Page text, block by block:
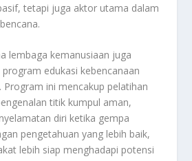
tetapi juga aktor utama dalam
lembaga kemanusiaan juga
edukasi kebencanaan
Program ini mencakup pelatihan
titik kumpul aman,
diri ketika gempa
pengetahuan yang lebih baik,
lebih siap menghadapi potensi